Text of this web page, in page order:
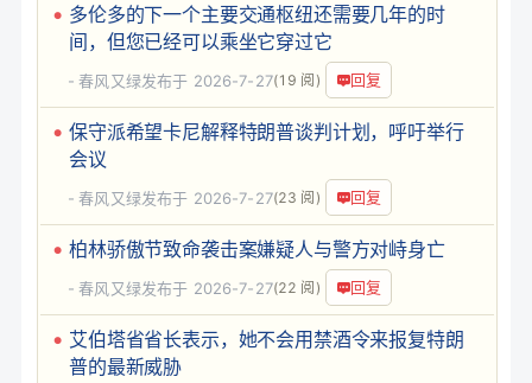
多伦多的下一个主要交通枢纽还需要几年的时
间，但您已经可以乘坐它穿过它
春风又绿 (19 阅) 回复
发布于 2026-7-27
保守派希望卡尼解释特朗普谈判计划，呼吁举行
会议
春风又绿 (23 阅) 回复
发布于 2026-7-27
柏林骄傲节致命袭击案嫌疑人与警方对峙身亡
春风又绿 (22 阅) 回复
发布于 2026-7-27
艾伯塔省省长表示，她不会用禁酒令来报复特朗
普的最新威胁